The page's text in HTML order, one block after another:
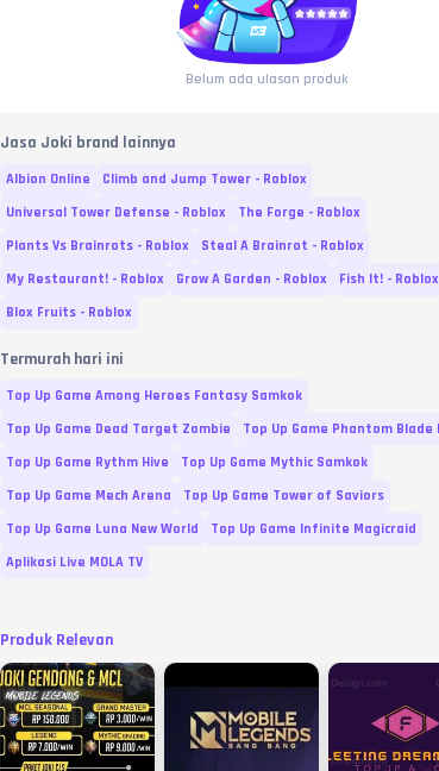
Belum ada ulasan produk
Jasa Joki brand lainnya
Albion Online
Climb and Jump Tower - Roblox
Universal Tower Defense - Roblox
The Forge - Roblox
Plants Vs Brainrots - Roblox
Steal A Brainrot - Roblox
My Restaurant! - Roblox
Grow A Garden - Roblox
Fish It! - Roblox
Blox Fruits - Roblox
Termurah hari ini
Top Up Game Among Heroes Fantasy Samkok
Top Up Game Dead Target Zombie
Top Up Game Phantom
Top Up Game Rythm Hive
Top Up Game Mythic Samkok
Top Up Game Mech Arena
Top Up Game Tower of Saviors
Top Up Game Luna New World
Top Up Game Infinite Magicraid
Aplikasi Live MOLA TV
Produk Relevan